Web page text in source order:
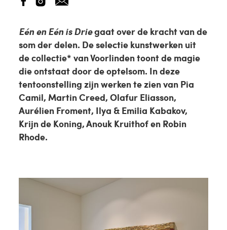
Eén en Eén is Driegaat over de kracht van de
som der delen. De selectie kunstwerken uit
de collectie* van Voorlinden toont de magie
die ontstaat door de optelsom. In deze
tentoonstelling zijn werken te zien van Pia
Camil, Martin Creed, Olafur Eliasson,
Aurélien Froment, Ilya & Emilia Kabakov,
Krijn de Koning, Anouk Kruithof en Robin
Rhode.